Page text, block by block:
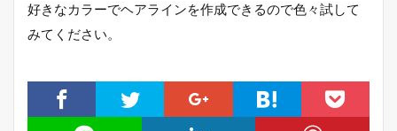
好きなカラーでヘアラインを作成できるので色々試して
みてください。